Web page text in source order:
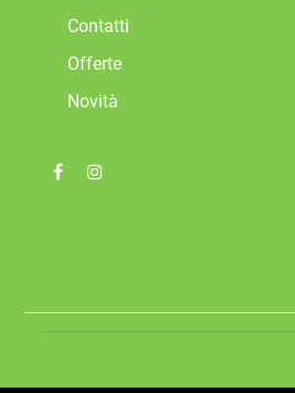
Contatti
Offerte
Novità